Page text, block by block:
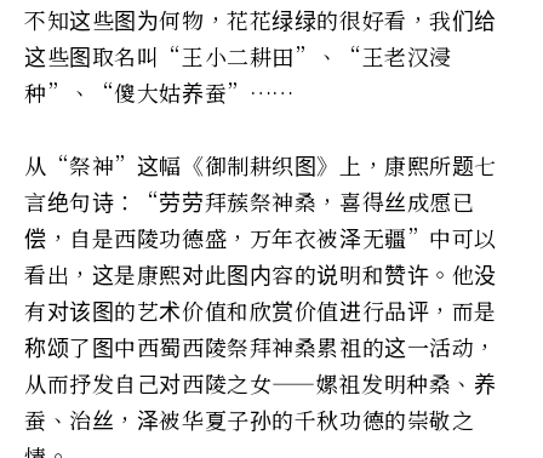
不知这些图为何物，花花绿绿的很好看，我们给
这些图取名叫“王小二耕田”、“王老汉浸
种”、“傻大姑养蚕”……
从“祭神”这幅《御制耕织图》上，康熙所题七
言绝句诗：“劳劳拜蔟祭神桑，喜得丝成愿已
偿，自是西陵功德盛，万年衣被泽无疆”中可以
看出，这是康熙对此图内容的说明和赞许。他没
有对该图的艺术价值和欣赏价值进行品评，而是
称颂了图中西蜀西陵祭拜神桑累祖的这一活动，
从而抒发自己对西陵之女——嫘祖发明种桑、养
蚕、治丝，泽被华夏子孙的千秋功德的崇敬之